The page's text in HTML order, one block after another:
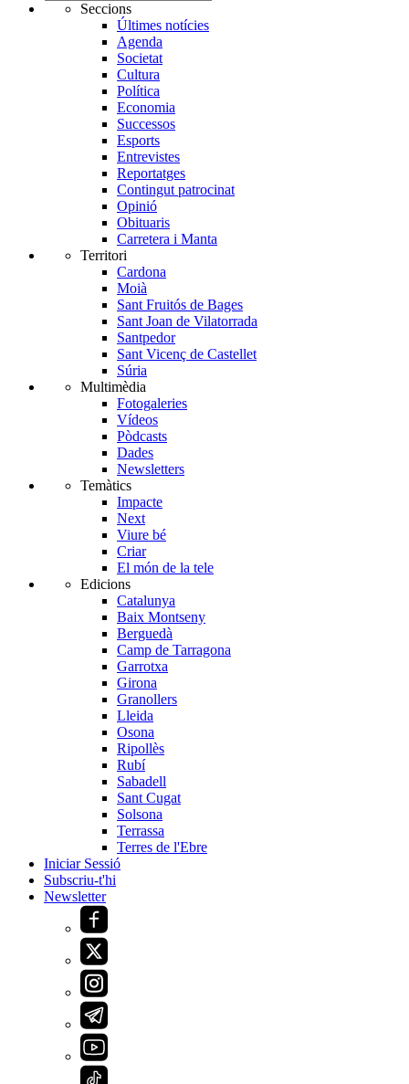
Seccions
Últimes notícies
Agenda
Societat
Cultura
Política
Economia
Successos
Esports
Entrevistes
Reportatges
Contingut patrocinat
Opinió
Obituaris
Carretera i Manta
Territori
Cardona
Moià
Sant Fruitós de Bages
Sant Joan de Vilatorrada
Santpedor
Sant Vicenç de Castellet
Súria
Multimèdia
Fotogaleries
Vídeos
Pòdcasts
Dades
Newsletters
Temàtics
Impacte
Next
Viure bé
Criar
El món de la tele
Edicions
Catalunya
Baix Montseny
Berguedà
Camp de Tarragona
Garrotxa
Girona
Granollers
Lleida
Osona
Ripollès
Rubí
Sabadell
Sant Cugat
Solsona
Terrassa
Terres de l'Ebre
Iniciar Sessió
Subscriu-t'hi
Newsletter